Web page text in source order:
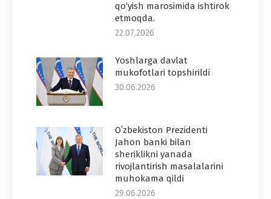
qo‘yish marosimida ishtirok
etmoqda.
22.07.2026
Yoshlarga davlat
mukofotlari topshirildi
30.06.2026
Oʻzbekiston Prezidenti
Jahon banki bilan
sheriklikni yanada
rivojlantirish masalalarini
muhokama qildi
29.06.2026